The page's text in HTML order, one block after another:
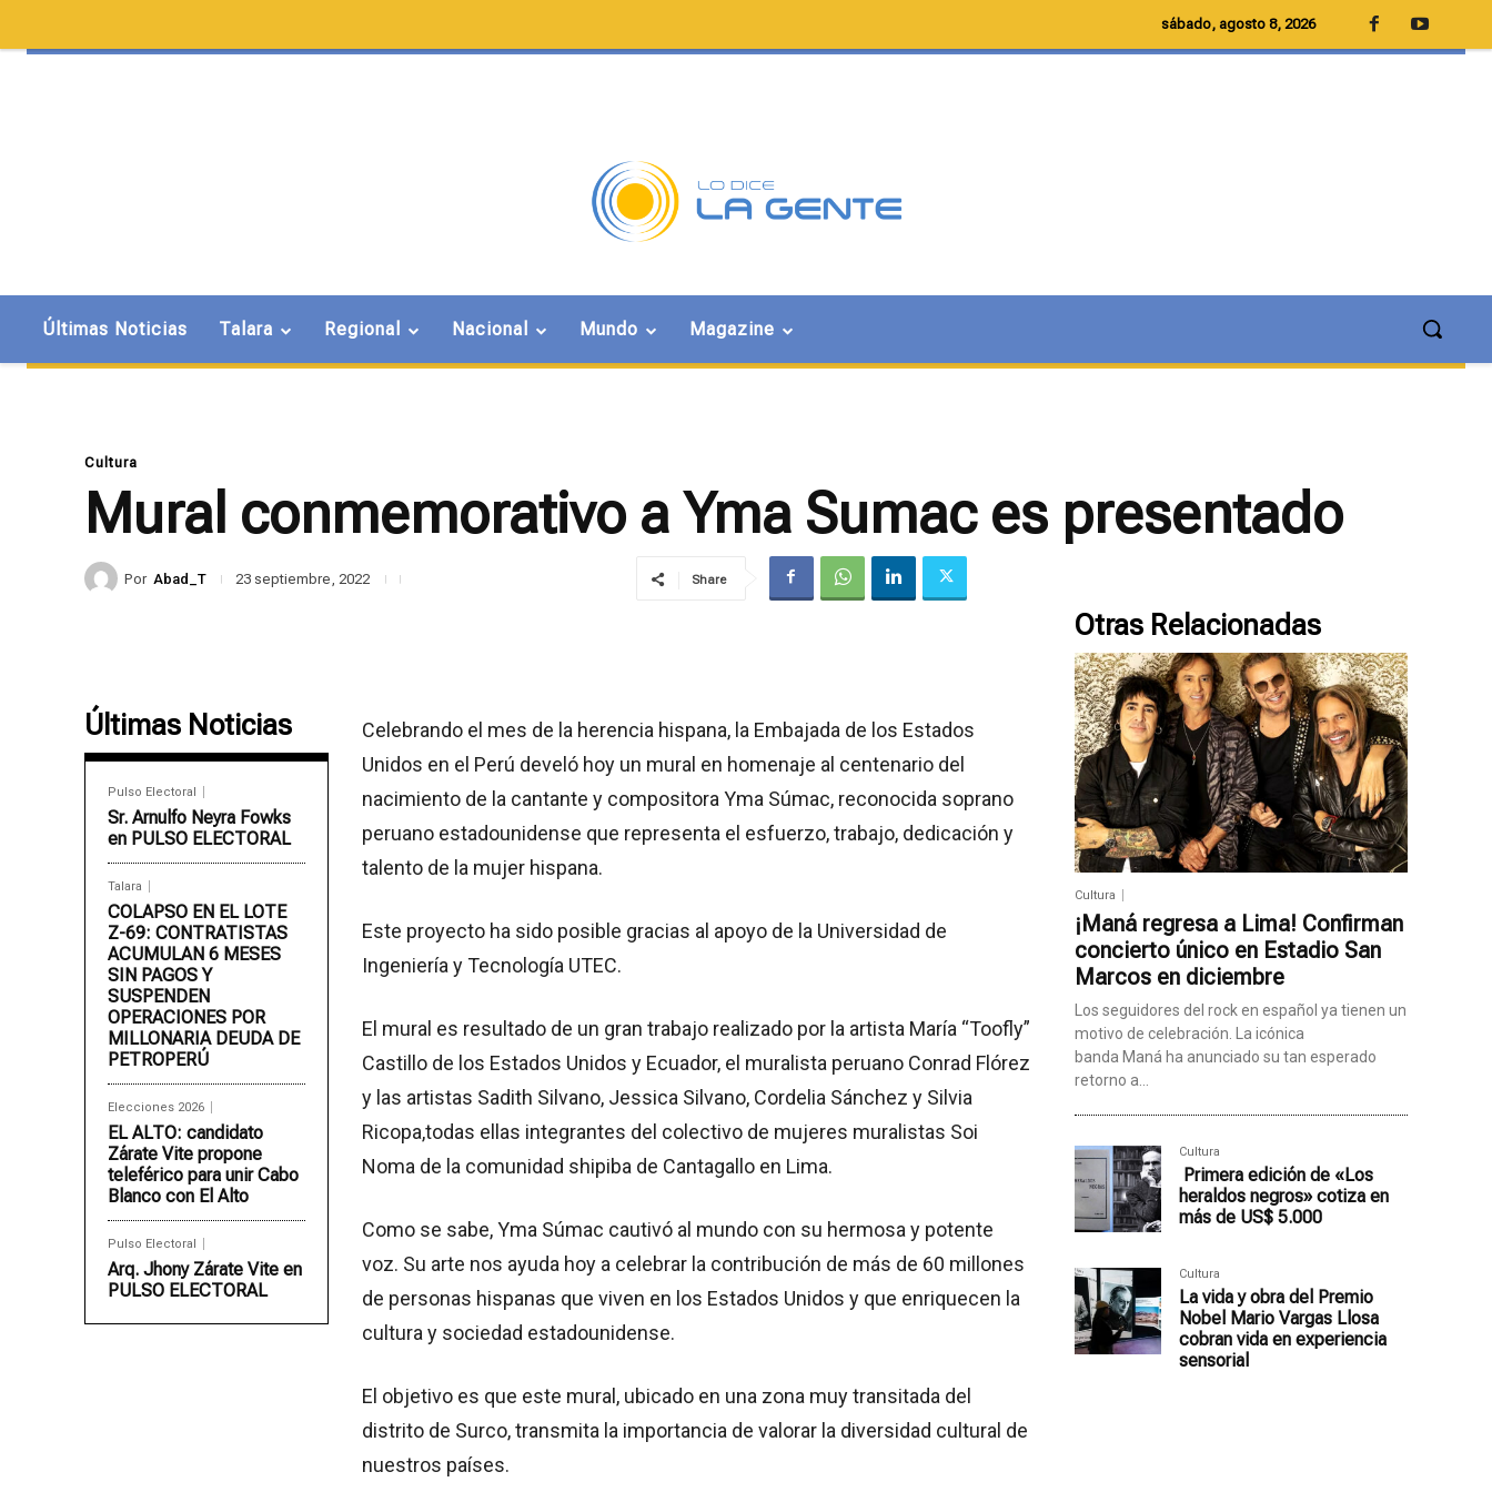
sábado, agosto 8, 2026
Últimas Noticias Talara Regional Nacional Mundo Magazine
Cultura
Mural conmemorativo a Yma Sumac es presentado
Por Abad_T 23 septiembre, 2022 Share
Últimas Noticias
Pulso Electoral
Sr. Arnulfo Neyra Fowks
en PULSO ELECTORAL
Talara
COLAPSO EN EL LOTE
Z-69: CONTRATISTAS
ACUMULAN 6 MESES
SIN PAGOS Y
SUSPENDEN
OPERACIONES POR
MILLONARIA DEUDA DE
PETROPERÚ
Elecciones 2026
EL ALTO: candidato
Zárate Vite propone
teleférico para unir Cabo
Blanco con El Alto
Pulso Electoral
Arq. Jhony Zárate Vite en
PULSO ELECTORAL
Celebrando el mes de la herencia hispana, la Embajada de los Estados
Unidos en el Perú develó hoy un mural en homenaje al centenario del
nacimiento de la cantante y compositora Yma Súmac, reconocida soprano
peruano estadounidense que representa el esfuerzo, trabajo, dedicación y
talento de la mujer hispana.
Este proyecto ha sido posible gracias al apoyo de la Universidad de
Ingeniería y Tecnología UTEC.
El mural es resultado de un gran trabajo realizado por la artista María “Toofly”
Castillo de los Estados Unidos y Ecuador, el muralista peruano Conrad Flórez
y las artistas Sadith Silvano, Jessica Silvano, Cordelia Sánchez y Silvia
Ricopa,todas ellas integrantes del colectivo de mujeres muralistas Soi
Noma de la comunidad shipiba de Cantagallo en Lima.
Como se sabe, Yma Súmac cautivó al mundo con su hermosa y potente
voz. Su arte nos ayuda hoy a celebrar la contribución de más de 60 millones
de personas hispanas que viven en los Estados Unidos y que enriquecen la
cultura y sociedad estadounidense.
El objetivo es que este mural, ubicado en una zona muy transitada del
distrito de Surco, transmita la importancia de valorar la diversidad cultural de
nuestros países.
Otras Relacionadas
Cultura
¡Maná regresa a Lima! Confirman
concierto único en Estadio San
Marcos en diciembre
Los seguidores del rock en español ya tienen un
motivo de celebración. La icónica
banda Maná ha anunciado su tan esperado
retorno a...
Cultura
Primera edición de «Los
heraldos negros» cotiza en
más de US$ 5.000
Cultura
La vida y obra del Premio
Nobel Mario Vargas Llosa
cobran vida en experiencia
sensorial